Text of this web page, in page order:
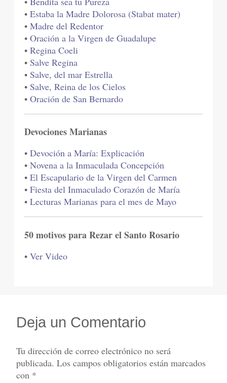
•Estaba la Madre Dolorosa (Stabat mater)
•Madre del Redentor
•Oración a la Virgen de Guadalupe
•Regina Coeli
• Salve Regina
• Salve, del mar Estrella
• Salve, Reina de los Cielos
•Oración de San Bernardo
Devociones Marianas
•Devoción a María: Explicación
•Novena a la Inmaculada Concepción
•El Escapulario de la Virgen del Carmen
•Fiesta del Inmaculado Corazón de María
•Lecturas Marianas para el mes de Mayo
50 motivos para Rezar el Santo Rosario
•Ver Video
Deja un Comentario
Tu dirección de correo electrónico no será
publicada. Los campos obligatorios están marcados
con *